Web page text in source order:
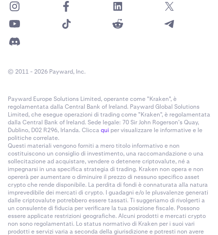
© 2011 - 2026 Payward, Inc.
Payward Europe Solutions Limited, operante come "Kraken", è
regolamentata dalla Central Bank of Ireland. Payward Global Solutions
Limited, che esegue operazioni di trading come "Kraken", è regolamentata
dalla Central Bank of Ireland. Sede legale: 70 Sir John Rogerson’s Quay,
Dublino, D02 R296, Irlanda. Cliccaqui per visualizzare le informative e le
politiche correlate.
Questi materiali vengono forniti a mero titolo informativo e non
costituiscono un consiglio di investimento, una raccomandazione o una
sollecitazione ad acquistare, vendere o detenere criptovalute, né a
impegnarsi in una specifica strategia di trading. Kraken non opera e non
opererà per aumentare o diminuire il prezzo di nessuno specifico asset
crypto che rende disponibile. La perdita di fondi è connaturata alla natura
imprevedibile dei mercati di crypto. I guadagni e/o le plusvalenze generati
dalle criptovalute potrebbero essere tassati. Ti suggeriamo di rivolgerti a
un consulente di fiducia per verificare la tua posizione fiscale. Possono
essere applicate restrizioni geografiche. Alcuni prodotti e mercati crypto
non sono regolamentati. Lo status normativo di Kraken per i suoi vari
prodotti e servizi varia a seconda della giurisdizione e potresti non avere